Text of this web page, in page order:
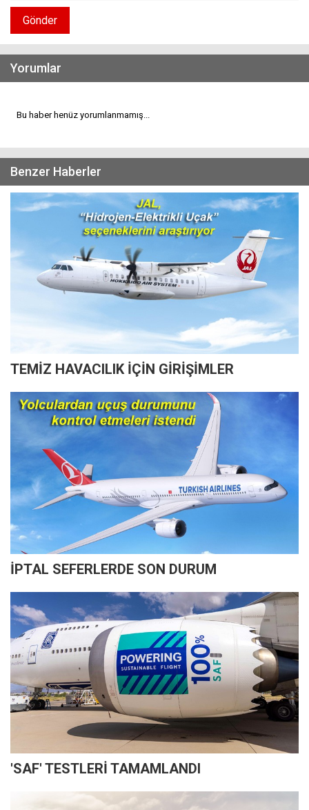
Gönder
Yorumlar
Bu haber henüz yorumlanmamış...
Benzer Haberler
TEMİZ HAVACILIK İÇİN GİRİŞİMLER
İPTAL SEFERLERDE SON DURUM
'SAF' TESTLERİ TAMAMLANDI